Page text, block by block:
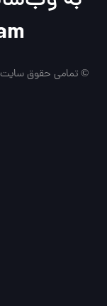
© تمامی حقوق